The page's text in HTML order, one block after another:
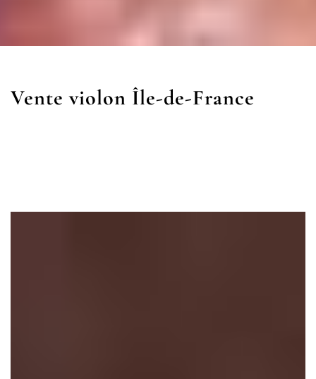
Vente violon Île-de-France